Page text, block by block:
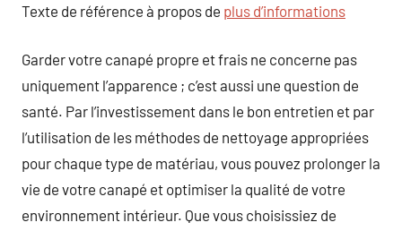
Texte de référence à propos de plus d’informations
Garder votre canapé propre et frais ne concerne pas
uniquement l’apparence ; c’est aussi une question de
santé. Par l’investissement dans le bon entretien et par
l’utilisation de les méthodes de nettoyage appropriées
pour chaque type de matériau, vous pouvez prolonger la
vie de votre canapé et optimiser la qualité de votre
environnement intérieur. Que vous choisissiez de